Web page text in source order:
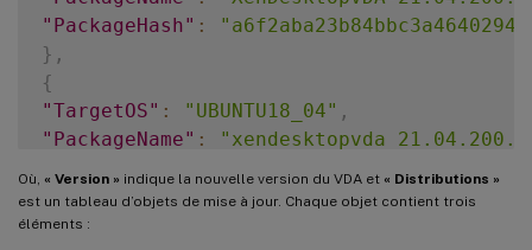
"PackageHash" :
} ,
{
"TargetOS" : "UBUNTU18_04" ,
"PackageName" :
},
{
Où, « Version » indique la nouvelle version du VDA et « Distributions »
est un tableau d’objets de mise à jour. Chaque objet contient trois
éléments :